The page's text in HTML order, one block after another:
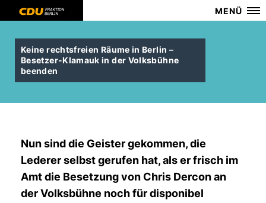
MENÜ
Keine rechtsfreien Räume in Berlin –
Besetzer-Klamauk in der Volksbühne
beenden
Nun sind die Geister gekommen, die
Lederer selbst gerufen hat, als er frisch im
Amt die Besetzung von Chris Dercon an
der Volksbühne noch für disponibel